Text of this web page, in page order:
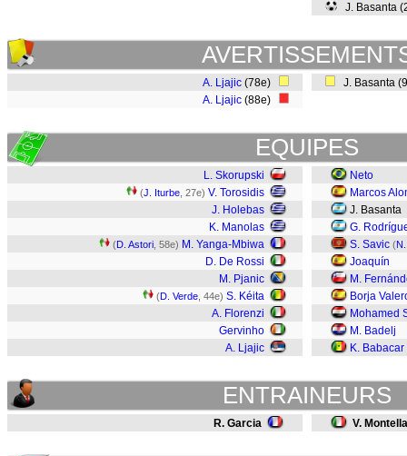
J. Basanta
A. Ljajic (78e)
A. Ljajic (88e)
J. Basanta
EQUIPES
L. Skorupski
(J. Iturbe , 27e) V. Torosidis
J. Holebas
K. Manolas
(D. Astori , 58e) M. Yanga-Mbiwa
D. De Rossi
M. Pjanic
(D. Verde , 44e) S. Kéita
A. Florenzi
Gervinho
A. Ljajic
Neto
Marcos
J. Basanta
G.
S. Savic (
Joaquín
M.
Borja
Mohamed
M. Badelj
K. Babacar
ENTRAINEURS
R. Garcia V. Montella